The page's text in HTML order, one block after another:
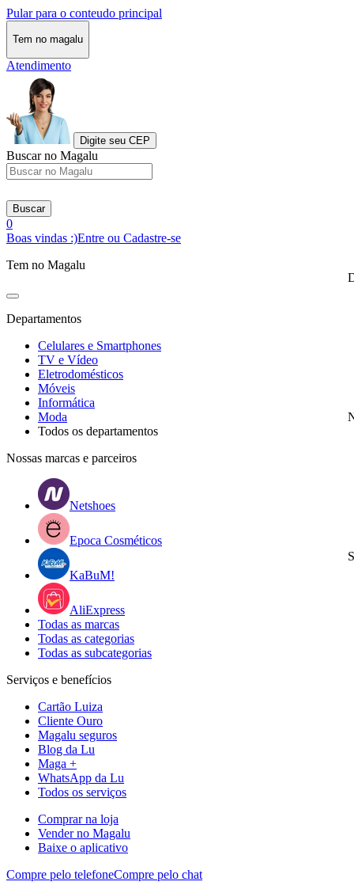
Pular para o conteudo principal
Tem no magalu
Atendimento
Digite seu CEP
Buscar no Magalu
Buscar
0
Boas vindas :)Entre ou Cadastre-se
Tem no Magalu
Departamentos
Celulares e Smartphones
TV e Vídeo
Eletrodomésticos
Móveis
Informática
Moda
Todos os departamentos
Nossas marcas e parceiros
Netshoes
Epoca Cosméticos
KaBuM!
AliExpress
Todas as marcas
Todas as categorias
Todas as subcategorias
Serviços e benefícios
Cartão Luiza
Cliente Ouro
Magalu seguros
Blog da Lu
Maga +
WhatsApp da Lu
Todos os serviços
Comprar na loja
Vender no Magalu
Baixe o aplicativo
Compre pelo telefoneCompre pelo chat